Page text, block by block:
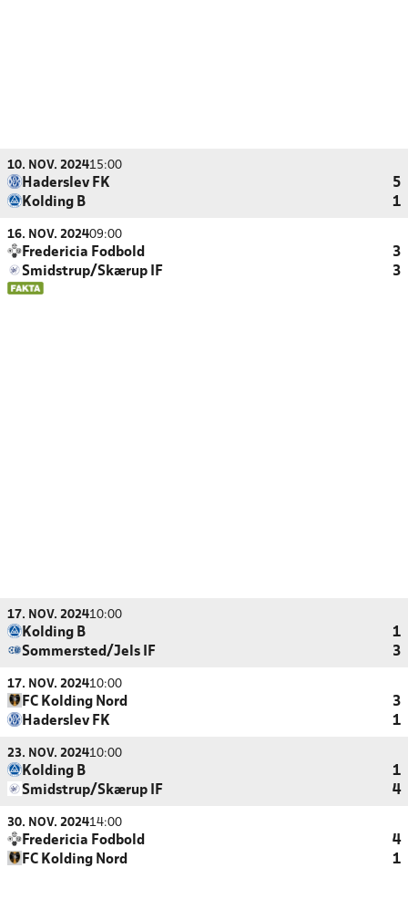
10. NOV. 202415:00
Haderslev FK
5
Kolding B
1
16. NOV. 202409:00
Fredericia Fodbold
3
Smidstrup/Skærup IF
3
17. NOV. 202410:00
Kolding B
1
Sommersted/Jels IF
3
17. NOV. 202410:00
FC Kolding Nord
3
Haderslev FK
1
23. NOV. 202410:00
Kolding B
1
Smidstrup/Skærup IF
4
30. NOV. 202414:00
Fredericia Fodbold
4
FC Kolding Nord
1